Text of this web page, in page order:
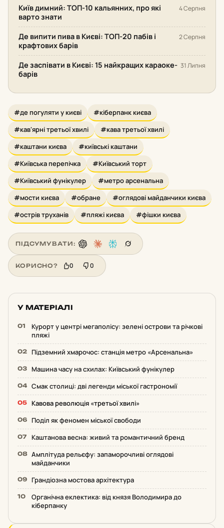
Київ димний: ТОП-10 кальянних, про які
варто знати
4 Серпня
Де випити пива в Києві: ТОП-20 пабів і
крафтових барів
2 Серпня
Де заспівати в Києві: 15 найкращих караоке-
барів
31 Липня
#де погуляти у києві
#кіберпанк києва
#кав'ярні третьої хвилі
#кава третьої хвилі
#каштани києва
#київські каштани
#Київська перепічка
#Київський торт
#Київський фунікулер
#метро арсенальна
#мости києва
#обране
#оглядові майданчики києва
#острів труханів
#пляжі києва #фішки києва
ПІДСУМУВАТИ:
КОРИСНО? 0 0
У МАТЕРІАЛІ
Курорт у центрі мегаполісу: зелені острови та річкові
пляжі
Підземний хмарочос: станція метро «Арсенальна»
Машина часу на схилах: Київський фунікулер
Смак столиці: дві легенди міської гастрономії
Кавова революція «третьої хвилі»
Поділ як феномен міської свободи
Каштанова весна: живий та романтичний бренд
Амплітуда рельєфу: запаморочливі оглядові
майданчики
Грандіозна мостова архітектура
Органічна еклектика: від князя Володимира до
кіберпанку